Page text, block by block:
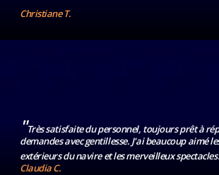
Christiane T.
"Très satisfaite du personnel, toujours prêt à
demandes avec gentillesse. J'ai beaucoup aimé
extérieurs du navire et les merveilleux spectacles.
Claudia C.